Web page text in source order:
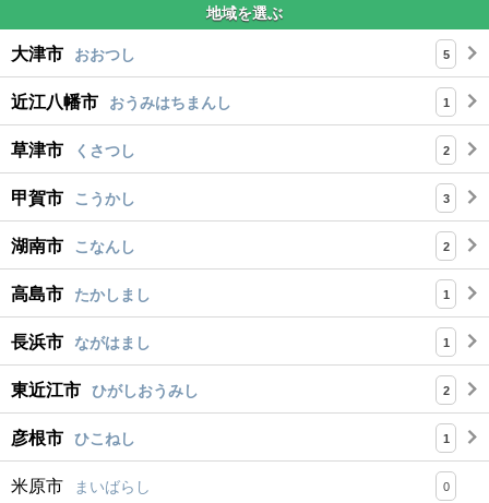
地域を選ぶ
大津市 おおつし 5
近江八幡市 おうみはちまんし 1
草津市 くさつし 2
甲賀市 こうかし 3
湖南市 こなんし 2
高島市 たかしまし 1
長浜市 ながはまし 1
東近江市 ひがしおうみし 2
彦根市 ひこねし 1
米原市 まいばらし 0